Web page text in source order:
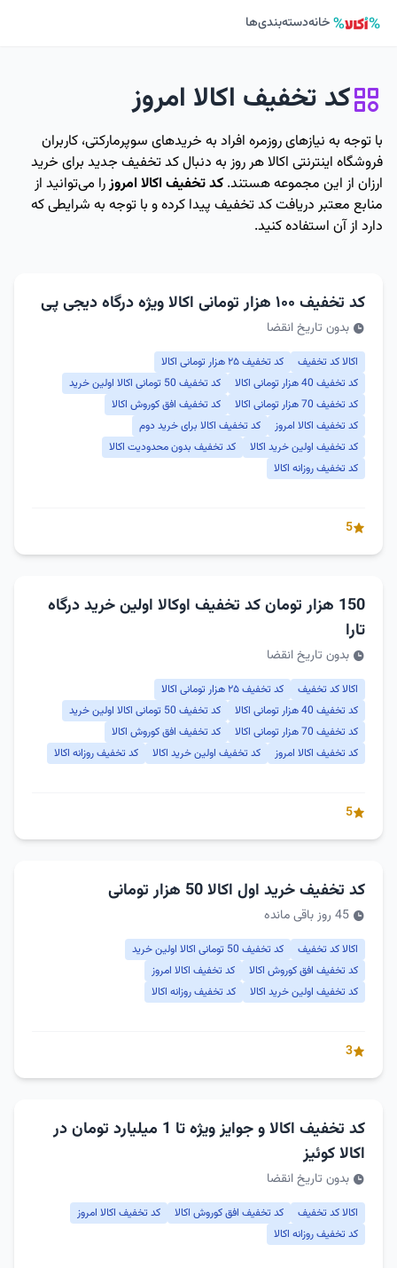
خانهدسته‌بندی‌ها
کد تخفیف اکالا امروز
با توجه به نیازهای روزمره افراد به خریدهای سوپرمارکتی، کاربران
فروشگاه اینترنتی اکالا هر روز به دنبال کد تخفیف جدید برای خرید
ارزان از این مجموعه هستند. کد تخفیف اکالا امروزرا می‌توانید از
منابع معتبر دریافت کد تخفیف پیدا کرده و با توجه به شرایطی که
دارد از آن استفاده کنید.
کد تخفیف ۱۰۰ هزار تومانی اکالا ویژه درگاه دیجی پی
بدون تاریخ انقضا
اکالا کد تخفیف
کد تخفیف ۲۵ هزار تومانی اکالا
کد تخفیف 40 هزار تومانی اکالا
کد تخفیف 50 تومانی اکالا اولین خرید
کد تخفیف 70 هزار تومانی اکالا
کد تخفیف افق کوروش اکالا
کد تخفیف اکالا امروز
کد تخفیف اکالا برای خرید دوم
کد تخفیف اولین خرید اکالا
کد تخفیف بدون محدودیت اکالا
کد تخفیف روزانه اکالا
5
150 هزار تومان کد تخفیف اوکالا اولین خرید درگاه
تارا
بدون تاریخ انقضا
اکالا کد تخفیف
کد تخفیف ۲۵ هزار تومانی اکالا
کد تخفیف 40 هزار تومانی اکالا
کد تخفیف 50 تومانی اکالا اولین خرید
کد تخفیف 70 هزار تومانی اکالا
کد تخفیف افق کوروش اکالا
کد تخفیف اکالا امروز
کد تخفیف اولین خرید اکالا کد تخفیف روزانه اکالا
5
کد تخفیف خرید اول اکالا 50 هزار تومانی
45 روز باقی مانده
اکالا کد تخفیف
کد تخفیف 50 تومانی اکالا اولین خرید
کد تخفیف افق کوروش اکالا
کد تخفیف اکالا امروز
کد تخفیف اولین خرید اکالا
کد تخفیف روزانه اکالا
3
کد تخفیف اکالا و جوایز ویژه تا 1 میلیارد تومان در
اکالا کوئیز
بدون تاریخ انقضا
اکالا کد تخفیف کد تخفیف افق کوروش اکالا
کد تخفیف اکالا امروز
کد تخفیف روزانه اکالا